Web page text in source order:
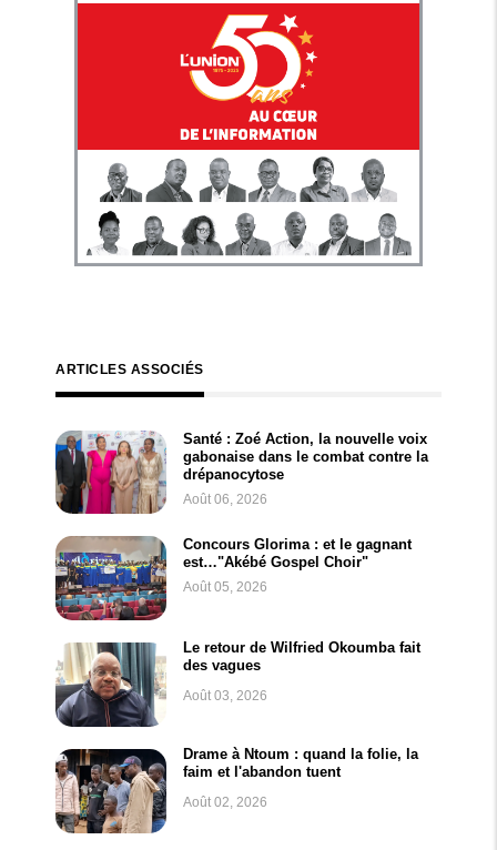
ARTICLES ASSOCIÉS
Santé : Zoé Action, la nouvelle voix
gabonaise dans le combat contre la
drépanocytose
Août 06, 2026
Concours Glorima : et le gagnant
est…"Akébé Gospel Choir"
Août 05, 2026
Le retour de Wilfried Okoumba fait
des vagues
Août 03, 2026
Drame à Ntoum : quand la folie, la
faim et l'abandon tuent
Août 02, 2026